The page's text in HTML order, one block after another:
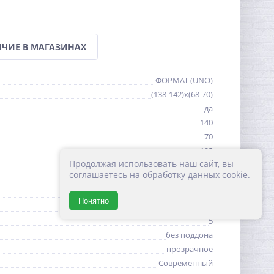
В МАГАЗИНАХ
ФОРМАТ (UNO)
(138-142)x(68-70)
да
140
70
195
прямоугольная
64
5
без поддона
прозрачное
Современный
Продолжая использовать наш сайт, вы
соглашаетесь на обработку данных cookie.
Понятно